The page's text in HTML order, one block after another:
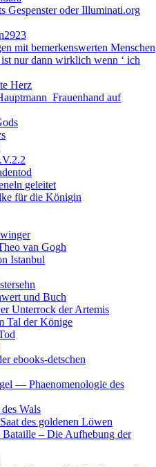
Gespenster oder Illuminati.org
mit bemerkenswerten Menschen
nur dann wirklich wenn ‘ ich
Herz
auf
geleitet
für die Königin
van Gogh
Istanbul
und Buch
Unterrock der Artemis
Tal der Könige
ebooks-detschen
— Phaenomenologie des
Wals
des goldenen Löwen
– Die Aufhebung der